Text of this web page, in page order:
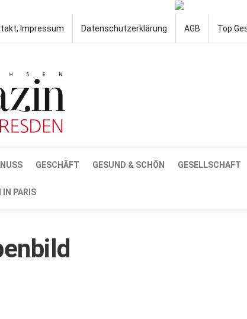
Impressum Datenschutzerklärung AGB Top
GESCHÄFT GESUND & SCHÖN GESELLSCHAFT
IN PARIS